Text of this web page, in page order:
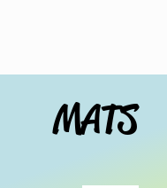
MATS